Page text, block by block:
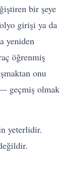
bir şeye
girişi ya da
yeniden
öğrenmiş
onu
geçmiş olmak
yeterlidir.